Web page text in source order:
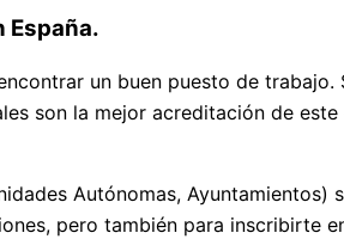
España.
un buen puesto de
son la mejor acreditación de
Autónomas,
pero también para inscribirte